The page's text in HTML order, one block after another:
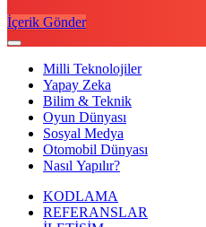
İçerik Gönder
Milli Teknolojiler
Yapay Zeka
Bilim & Teknik
Oyun Dünyası
Sosyal Medya
Otomobil Dünyası
Nasıl Yapılır?
KODLAMA
REFERANSLAR